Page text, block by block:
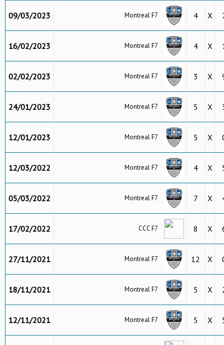
09/03/2023 Montreal F7 4 X
16/02/2023 Montreal F7 4 X
02/02/2023 Montreal F7 3 X
24/01/2023 Montreal F7 5 X
12/01/2023 Montreal F7 5 X
12/03/2022 Montreal F7 4 X
05/03/2022 Montreal F7 7 X
17/02/2022 CCC F7 8 X
27/11/2021 Montreal F7 12 X
18/11/2021 Montreal F7 5 X
12/11/2021 Montreal F7 5 X